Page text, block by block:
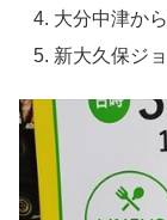
大分中津か
新大久保ジ